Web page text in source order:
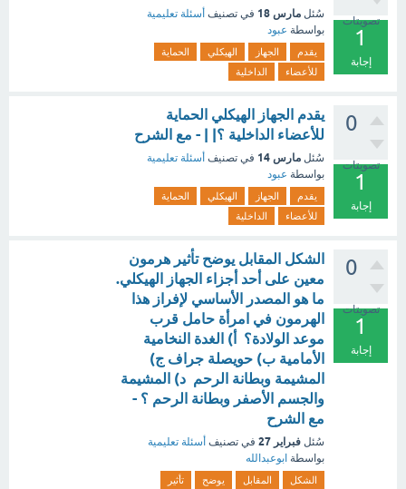
تصويتات
1
إجابة
سُئل مارس 18 في تصنيف أسئلة تعليمية
بواسطة عبود
يقدم الجهاز الهيكلي
الحماية
للأعضاء
الداخلية
0
تصويتات
1
إجابة
يقدم الجهاز الهيكلي الحماية
للأعضاء الداخلية ؟| | - مع الشرح
سُئل مارس 14 في تصنيف أسئلة تعليمية
بواسطة عبود
يقدم الجهاز الهيكلي
الحماية
للأعضاء
الداخلية
0
تصويتات
1
إجابة
الشكل المقابل يوضح تأثير هرمون
معين على أحد أجزاء الجهاز الهيكلي.
ما هو المصدر الأساسي لإفراز هذا
الهرمون في امرأة حامل قرب
موعد الولادة؟ أ) الغدة النخامية
الأمامية ب) حويصلة جراف ج)
المشيمة وبطانة الرحم د) المشيمة
والجسم الأصفر وبطانة الرحم ؟ -
مع الشرح
سُئل فبراير 27 في تصنيف أسئلة تعليمية
بواسطة ابوعبدالله
الشكل المقابل يوضح تأثير